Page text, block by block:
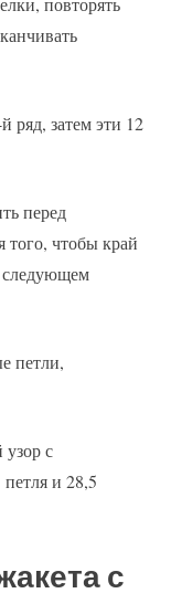
ряд, затем эти 12
перед
чтобы край
следующем
петли,
узор с
и 28,5
с